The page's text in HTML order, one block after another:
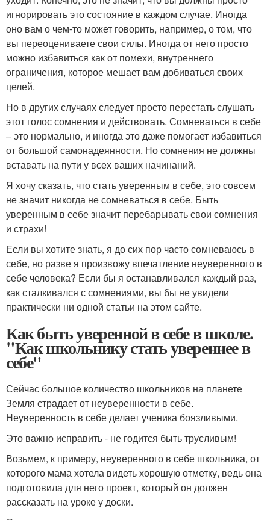
игнорировать это состояние в каждом случае. Иногда
оно вам о чем-то может говорить, например, о том, что
вы переоцениваете свои силы. Иногда от него просто
можно избавиться как от помехи, внутреннего
ограничения, которое мешает вам добиваться своих
целей.
Но в других случаях следует просто перестать слушать
этот голос сомнения и действовать. Сомневаться в себе
– это нормально, и иногда это даже помогает избавиться
от большой самонадеянности. Но сомнения не должны
вставать на пути у всех ваших начинаний.
Я хочу сказать, что стать уверенным в себе, это совсем
не значит никогда не сомневаться в себе. Быть
уверенным в себе значит перебарывать свои сомнения
и страхи!
Если вы хотите знать, я до сих пор часто сомневаюсь в
себе, но разве я произвожу впечатление неуверенного в
себе человека? Если бы я останавливался каждый раз,
как сталкивался с сомнениями, вы бы не увидели
практически ни одной статьи на этом сайте.
Как быть уверенной в себе в школе.
"Как школьнику стать увереннее в
себе"
Сейчас большое количество школьников на планете
Земля страдает от неуверенности в себе.
Неуверенность в себе делает ученика боязливыми.
Это важно исправить - не годится быть трусливым!
Возьмем, к примеру, неуверенного в себе школьника, от
которого мама хотела видеть хорошую отметку, ведь она
подготовила для него проект, который он должен
рассказать на уроке у доски.